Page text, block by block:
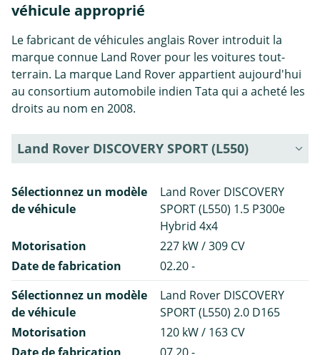
véhicule approprié
Le fabricant de véhicules anglais Rover introduit la
marque connue Land Rover pour les voitures tout-
terrain. La marque Land Rover appartient aujourd'hui
au consortium automobile indien Tata qui a acheté les
droits au nom en 2008.
Land Rover DISCOVERY SPORT (L550)
Sélectionnez un modèle
de véhicule
Land Rover DISCOVERY
SPORT (L550) 1.5 P300e
Hybrid 4x4
Motorisation
227 kW / 309 CV
Date de fabrication
02.20 -
Sélectionnez un modèle
de véhicule
Land Rover DISCOVERY
SPORT (L550) 2.0 D165
Motorisation
120 kW / 163 CV